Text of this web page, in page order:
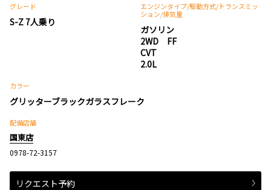
グレード
S-Z 7人乗り
エンジンタイプ/駆動方式/トランスミッ
ション/排気量
ガソリン
2WD FF
CVT
2.0L
カラー
グリッターブラックガラスフレーク
配備店舗
国東店
0978-72-3157
リクエスト予約